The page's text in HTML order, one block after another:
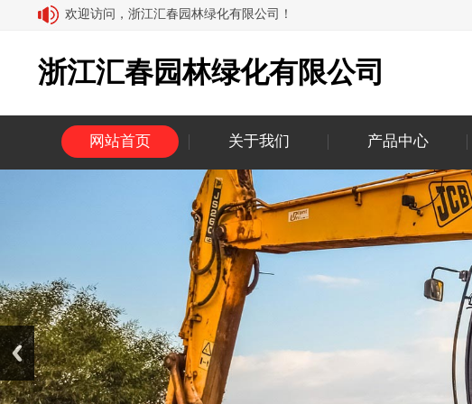
欢迎访问，浙江汇春园林绿化有限公司！
浙江汇春园林绿化有限公司
网站首页 关于我们 产品中心